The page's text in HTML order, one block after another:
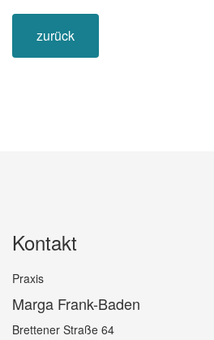
zurück
Kontakt
Praxis
Marga Frank-Baden
Brettener Straße 64